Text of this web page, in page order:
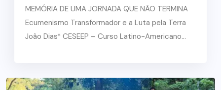
MEMÓRIA DE UMA JORNADA QUE NÃO TERMINA
Ecumenismo Transformador e a Luta pela Terra
João Dias* CESEEP – Curso Latino-Americano...